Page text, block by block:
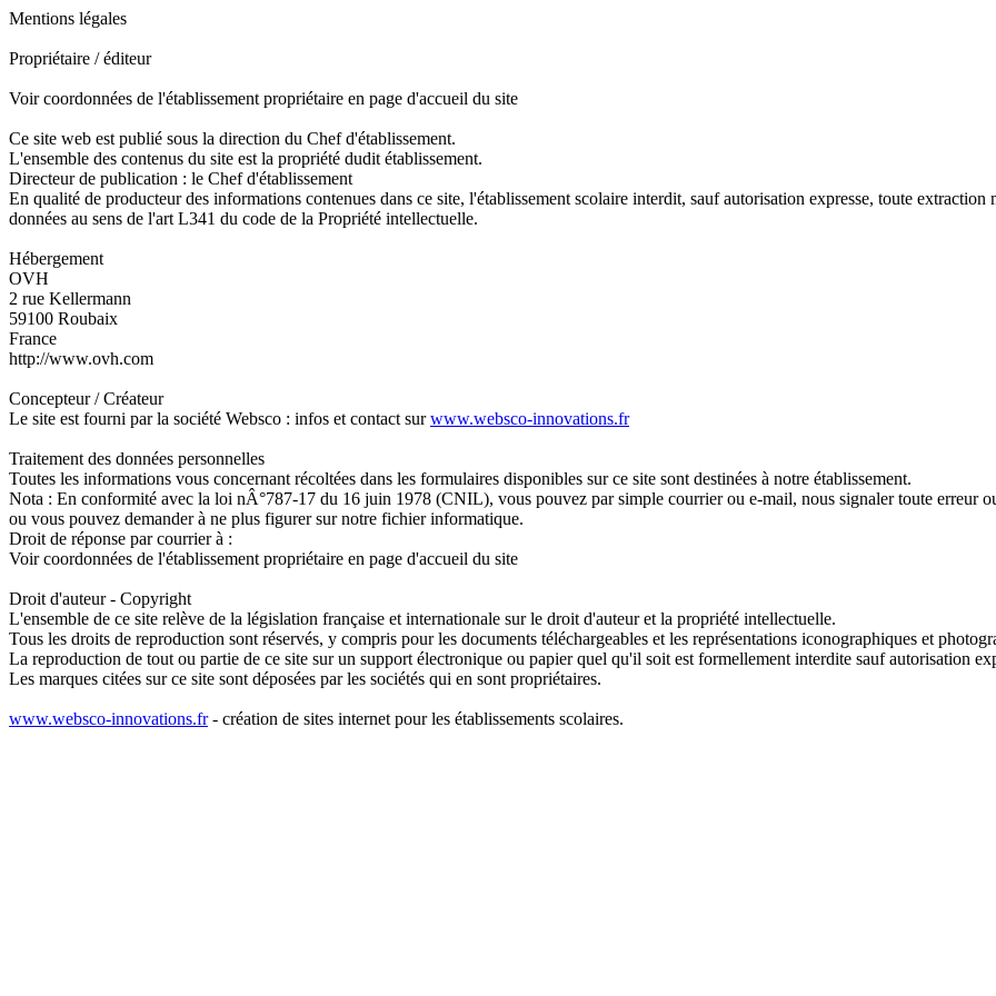
Mentions légales
Propriétaire / éditeur
Voir coordonnées de l'établissement propriétaire en page d'accueil du site
Ce site web est publié sous la direction du Chef d'établissement.
L'ensemble des contenus du site est la propriété dudit établissement.
Directeur de publication : le Chef d'établissement
En qualité de producteur des informations contenues dans ce site, l'établissement scolaire interdit, sauf autorisation expresse, toute
données au sens de l'art L341 du code de la Propriété intellectuelle.
Hébergement
OVH
2 rue Kellermann
59100 Roubaix
France
http://www.ovh.com
Concepteur / Créateur
Le site est fourni par la société Websco : infos et contact surwww.websco-innovations.fr
Traitement des données personnelles
Toutes les informations vous concernant récoltées dans les formulaires disponibles sur ce site sont destinées à notre établissement.
Nota : En conformité avec la loi nÂ°787-17 du 16 juin 1978 (CNIL), vous pouvez par simple courrier ou e-mail, nous signaler toute erreur
ou vous pouvez demander à ne plus figurer sur notre fichier informatique.
Droit de réponse par courrier à :
Voir coordonnées de l'établissement propriétaire en page d'accueil du site
Droit d'auteur - Copyright
L'ensemble de ce site relève de la législation française et internationale sur le droit d'auteur et la propriété intellectuelle.
Tous les droits de reproduction sont réservés, y compris pour les documents téléchargeables et les représentations iconographiques et
La reproduction de tout ou partie de ce site sur un support électronique ou papier quel qu'il soit est formellement interdite sauf autorisation
Les marques citées sur ce site sont déposées par les sociétés qui en sont propriétaires.
www.websco-innovations.fr- création de sites internet pour les établissements scolaires.